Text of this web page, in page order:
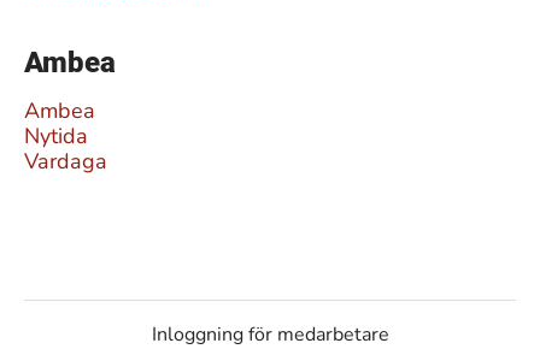
Ambea
Ambea
Nytida
Vardaga
Inloggning för medarbetare